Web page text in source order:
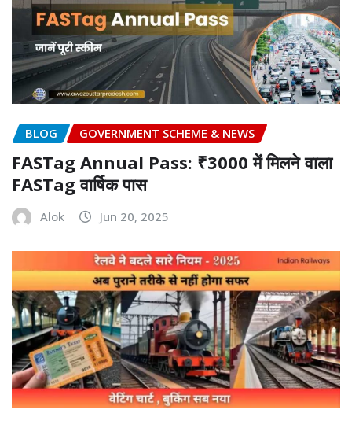
BLOG GOVERNMENT SCHEME & NEWS
FASTag Annual Pass: ₹3000 में मिलने वाला
FASTag वार्षिक पास
Alok Jun 20, 2025